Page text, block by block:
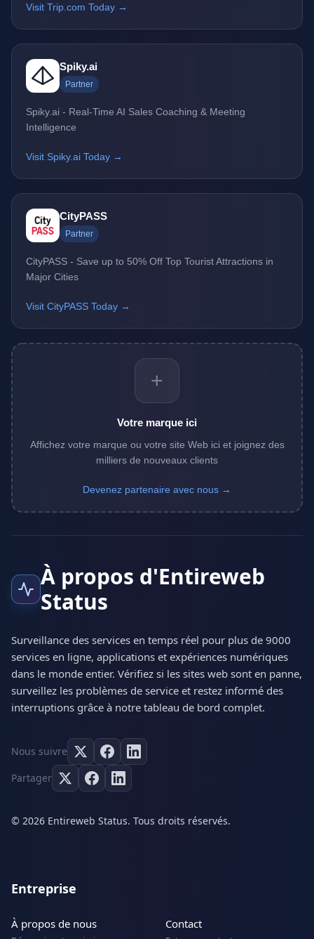
Visit Trip.com Today →
Spiky.ai
Partner
Spiky.ai - Real-Time AI Sales Coaching & Meeting
Intelligence
Visit Spiky.ai Today →
CityPASS
Partner
CityPASS - Save up to 50% Off Top Tourist Attractions in
Major Cities
Visit CityPASS Today →
+
Votre marque ici
Affichez votre marque ou votre site Web ici et joignez des
milliers de nouveaux clients
Devenez partenaire avec nous →
À propos d'Entireweb
Status
Surveillance des services en temps réel pour plus de 9000
services en ligne, applications et expériences numériques
dans le monde entier. Vérifiez si les sites web sont en panne,
surveillez les problèmes de service et restez informé des
interruptions grâce à notre tableau de bord complet.
Nous suivre
Partager
© 2026 Entireweb Status. Tous droits réservés.
Entreprise
À propos de nous Contact